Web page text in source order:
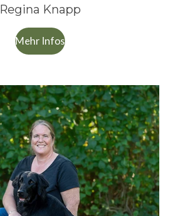
Regina Knapp
Mehr Infos